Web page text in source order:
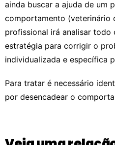
ainda buscar a ajuda de um
comportamento (veterinário
profissional irá analisar todo
estratégia para corrigir o
individualizada e específica
Para tratar é necessário
por desencadear o